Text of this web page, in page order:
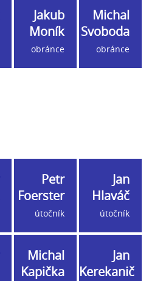
Jakub
Moník
obránce
Michal
Svoboda
obránce
Petr
Foerster
útočník
Jan
Hlaváč
útočník
Michal
Kapička
Jan
Kerekanič